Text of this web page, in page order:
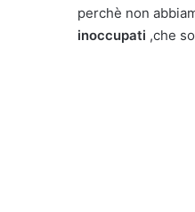
perchè non
inoccupati ,che